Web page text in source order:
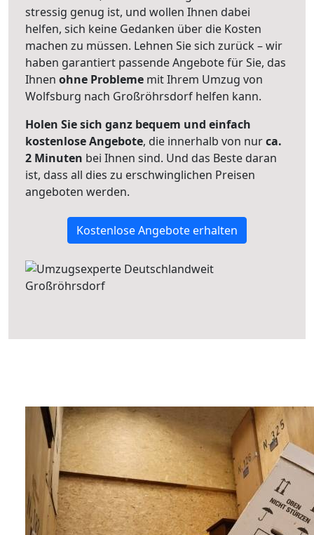
stressig genug ist, und wollen Ihnen dabei
helfen, sich keine Gedanken über die Kosten
machen zu müssen. Lehnen Sie sich zurück – wir
haben garantiert passende Angebote für Sie, das
Ihnen ohne Probleme mit Ihrem Umzug von
Wolfsburg nach Großröhrsdorf helfen kann.
Holen Sie sich ganz bequem und einfach
kostenlose Angebote, die innerhalb von nurca.
2 Minuten bei Ihnen sind. Und das Beste daran
ist, dass all dies zu erschwinglichen Preisen
angeboten werden.
Kostenlose Angebote erhalten